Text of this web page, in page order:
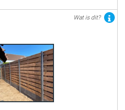
Wat is dit?